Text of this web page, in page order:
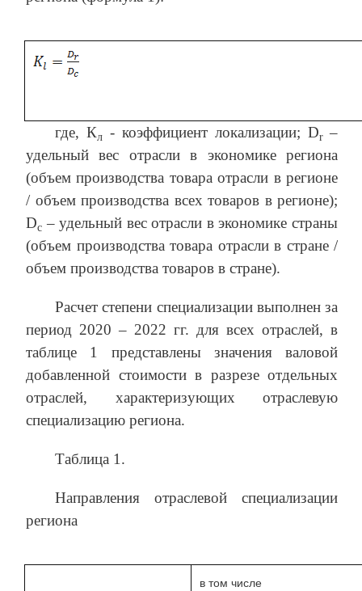
где, Кл - коэффициент локализации; Dr –
удельный вес отрасли в экономике региона
(объем производства товара отрасли в регионе
/ объем производства всех товаров в регионе);
Dc – удельный вес отрасли в экономике страны
(объем производства товара отрасли в стране /
объем производства товаров в стране).
Расчет степени специализации выполнен за
период 2020 – 2022 гг. для всех отраслей, в
таблице 1 представлены значения валовой
добавленной стоимости в разрезе отдельных
отраслей, характеризующих отраслевую
специализацию региона.
Таблица 1.
Направления отраслевой специализации
региона
в том числе